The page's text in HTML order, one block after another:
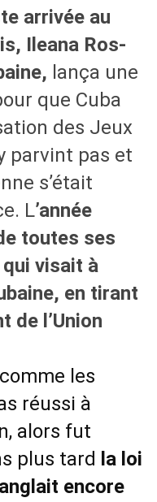
arrivée au
Ileana Ros-
lança une
que Cuba
des Jeux
parvint pas et
s’était
L’année
toutes ses
visait à
en tirant
de l’Union
les
réussi à
alors fut
plus tard
la loi
encore